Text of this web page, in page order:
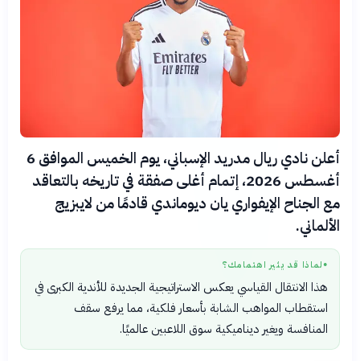
أعلن نادي ريال مدريد الإسباني، يوم الخميس الموافق 6
أغسطس 2026، إتمام أغلى صفقة في تاريخه بالتعاقد
مع الجناح الإيفواري يان ديوماندي قادمًا من لايبزيج
الألماني.
● لماذا قد يثير اهتمامك؟
هذا الانتقال القياسي يعكس الاستراتيجية الجديدة للأندية الكبرى في
استقطاب المواهب الشابة بأسعار فلكية، مما يرفع سقف
المنافسة ويغير ديناميكية سوق اللاعبين عالميًا.